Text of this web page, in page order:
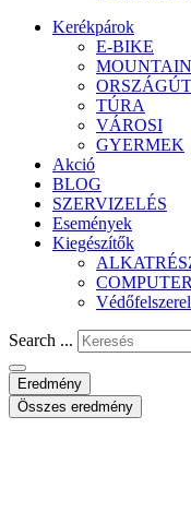
Kerékpárok
E-BIKE
TÚRA
VÁROSI
GYERMEK
Akció
BLOG
SZERVIZELÉS
Események
Kiegészítők
Search ...
Eredmény
Összes eredmény